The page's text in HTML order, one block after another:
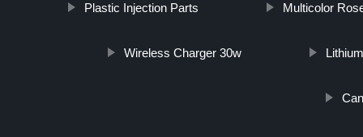
Plastic Injection Parts Multicolor
Wireless Charger 30w